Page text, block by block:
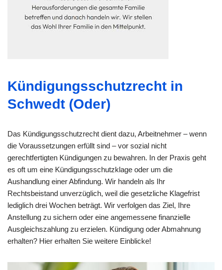
Kündigungsschutzrecht in
Schwedt (Oder)
Das Kündigungsschutzrecht dient dazu, Arbeitnehmer – wenn
die Voraussetzungen erfüllt sind – vor sozial nicht
gerechtfertigten Kündigungen zu bewahren. In der Praxis geht
es oft um eine Kündigungsschutzklage oder um die
Aushandlung einer Abfindung. Wir handeln als Ihr
Rechtsbeistand unverzüglich, weil die gesetzliche Klagefrist
lediglich drei Wochen beträgt. Wir verfolgen das Ziel, Ihre
Anstellung zu sichern oder eine angemessene finanzielle
Ausgleichszahlung zu erzielen. Kündigung oder Abmahnung
erhalten? Hier erhalten Sie weitere Einblicke!